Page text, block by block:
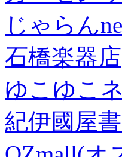
じゃらん
石橋楽器店
ゆこゆこ
紀伊國屋